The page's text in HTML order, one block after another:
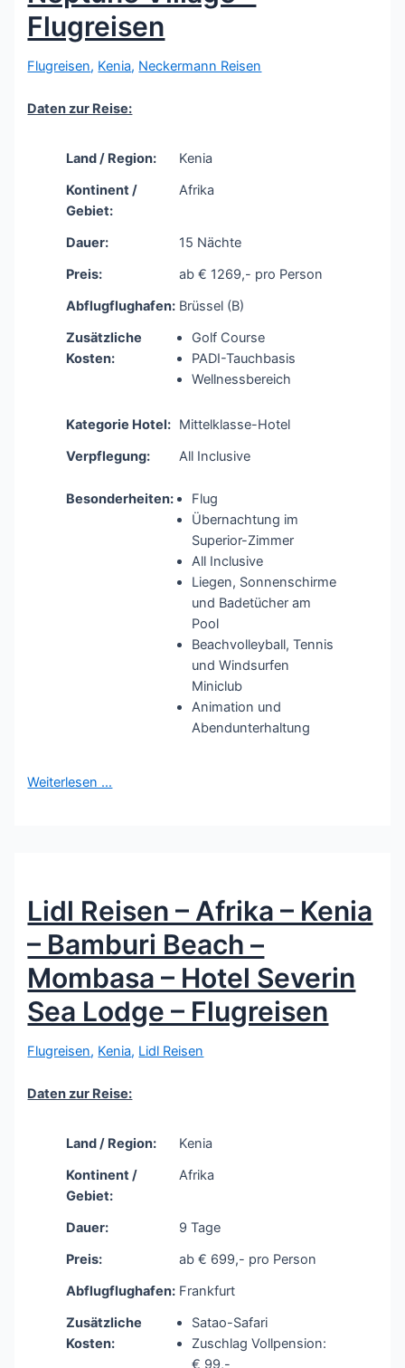
Flugreisen
Flugreisen, Kenia, Neckermann Reisen
Daten zur Reise:
Land / Region:
Kenia
Kontinent /
Gebiet:
Afrika
Dauer:
15 Nächte
Preis:
ab € 1269,- pro Person
Abflugflughafen: Brüssel (B)
Zusätzliche
Kosten:
Golf Course
PADI-Tauchbasis
Wellnessbereich
Kategorie Hotel: Mittelklasse-Hotel
Verpflegung:
All Inclusive
Besonderheiten:
Flug
Übernachtung im
Superior-Zimmer
All Inclusive
Liegen, Sonnenschirme
und Badetücher am
Pool
Beachvolleyball, Tennis
und Windsurfen
Miniclub
Animation und
Abendunterhaltung
Weiterlesen …
Lidl Reisen – Afrika – Kenia
– Bamburi Beach –
Mombasa – Hotel Severin
Sea Lodge – Flugreisen
Flugreisen, Kenia, Lidl Reisen
Daten zur Reise:
Land / Region:
Kenia
Kontinent /
Gebiet:
Afrika
Dauer:
9 Tage
Preis:
ab € 699,- pro Person
Abflugflughafen: Frankfurt
Zusätzliche
Kosten:
Satao-Safari
Zuschlag Vollpension: